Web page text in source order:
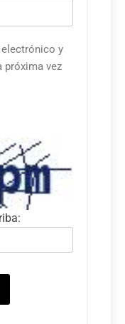
electrónico y
próxima vez